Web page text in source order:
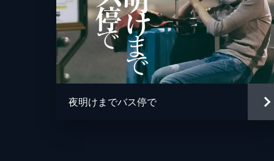
夜明けまでバス停で